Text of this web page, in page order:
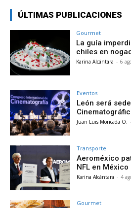
ÚLTIMAS PUBLICACIONES
Gourmet
La guía
chiles en
Karina Alcántara - 6
Eventos
León será
Juan Luis Moncada O. -
Transporte
Aeroméxico
NFL en México
Karina Alcántara - 4
Gourmet